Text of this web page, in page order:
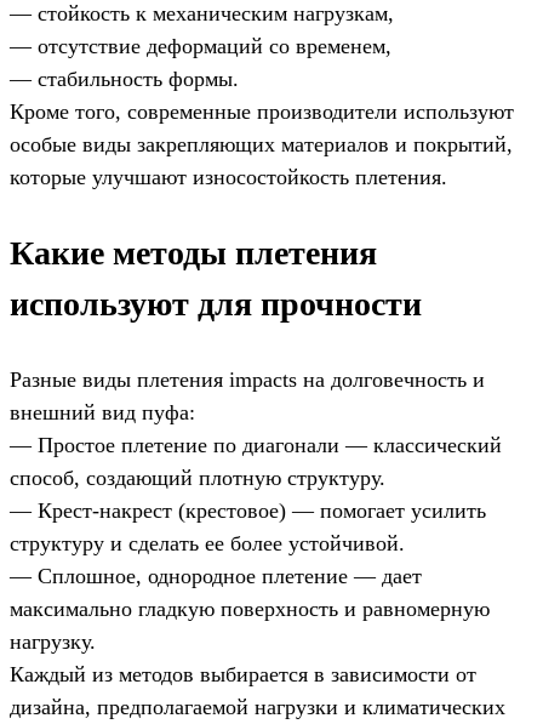
— стойкость к механическим нагрузкам,
— отсутствие деформаций со временем,
— стабильность формы.
Кроме того, современные производители используют
особые виды закрепляющих материалов и покрытий,
которые улучшают износостойкость плетения.
Какие методы плетения
используют для прочности
Разные виды плетения impacts на долговечность и
внешний вид пуфа:
— Простое плетение по диагонали — классический
способ, создающий плотную структуру.
— Крест-накрест (крестовое) — помогает усилить
структуру и сделать ее более устойчивой.
— Сплошное, однородное плетение — дает
максимально гладкую поверхность и равномерную
нагрузку.
Каждый из методов выбирается в зависимости от
дизайна, предполагаемой нагрузки и климатических